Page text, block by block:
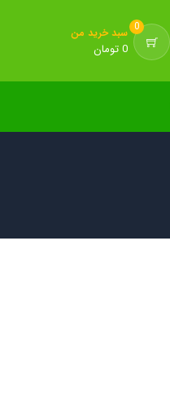
0 سبد خرید من
0 تومان